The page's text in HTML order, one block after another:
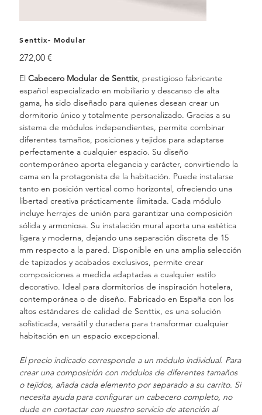
Senttix- Modular
Precio
272,00 €
ElCabecero Modular de Senttix , prestigioso fabricante
español especializado en mobiliario y descanso de alta
gama, ha sido diseñado para quienes desean crear un
dormitorio único y totalmente personalizado. Gracias a su
sistema de módulos independientes, permite combinar
diferentes tamaños, posiciones y tejidos para adaptarse
perfectamente a cualquier espacio. Su diseño
contemporáneo aporta elegancia y carácter, convirtiendo la
cama en la protagonista de la habitación. Puede instalarse
tanto en posición vertical como horizontal, ofreciendo una
libertad creativa prácticamente ilimitada. Cada módulo
incluye herrajes de unión para garantizar una composición
sólida y armoniosa. Su instalación mural aporta una estética
ligera y moderna, dejando una separación discreta de 15
mm respecto a la pared. Disponible en una amplia selección
de tapizados y acabados exclusivos, permite crear
composiciones a medida adaptadas a cualquier estilo
decorativo. Ideal para dormitorios de inspiración hotelera,
contemporánea o de diseño. Fabricado en España con los
altos estándares de calidad de Senttix, es una solución
sofisticada, versátil y duradera para transformar cualquier
habitación en un espacio excepcional.
El precio indicado corresponde a un módulo individual. Para
crear una composición con módulos de diferentes tamaños
o tejidos, añada cada elemento por separado a su carrito. Si
necesita ayuda para configurar un cabecero completo, no
dude en contactar con nuestro servicio de atención al